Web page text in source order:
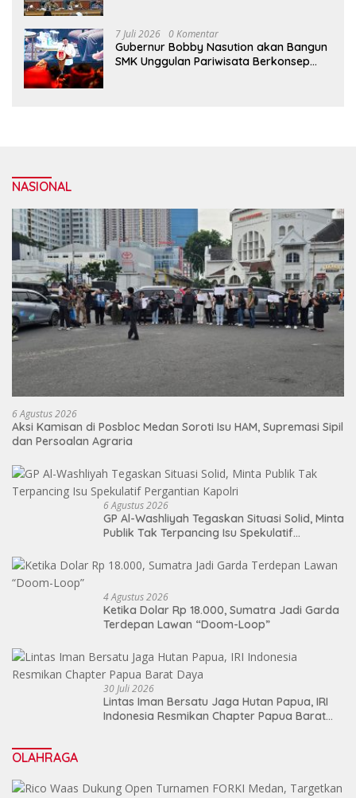
7 Juli 2026 0 Komentar
Gubernur Bobby Nasution akan Bangun
SMK Unggulan Pariwisata Berkonsep
NASIONAL
6 Agustus 2026
Aksi Kamisan di Posbloc Medan Soroti Isu HAM, Supremasi Sipil
dan Persoalan Agraria
6 Agustus 2026
GP Al-Washliyah Tegaskan Situasi Solid, Minta
Publik Tak Terpancing Isu Spekulatif
4 Agustus 2026
Ketika Dolar Rp 18.000, Sumatra Jadi Garda
Terdepan Lawan “Doom-Loop”
30 Juli 2026
Lintas Iman Bersatu Jaga Hutan Papua, IRI
Indonesia Resmikan Chapter Papua Barat
OLAHRAGA